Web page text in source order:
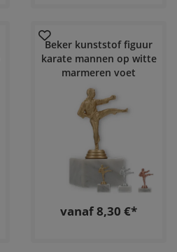
Beker kunststof figuur
karate mannen op witte
marmeren voet
vanaf 8,30 €*